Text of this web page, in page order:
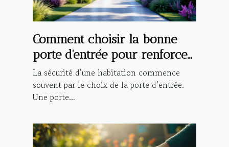
Comment choisir la bonne
porte d'entrée pour renforcer
la sécurité de votre maison ?
La sécurité d’une habitation commence
souvent par le choix de la porte d’entrée.
Une porte...